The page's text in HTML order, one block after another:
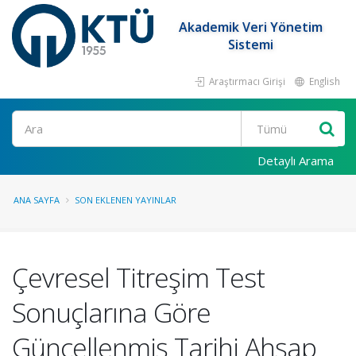
Akademik Veri Yönetim
Sistemi
Araştırmacı Girişi English
Ara
Detaylı Arama
ANA SAYFA SON EKLENEN YAYINLAR
Çevresel Titreşim Test
Sonuçlarına Göre
Güncellenmiş Tarihi Ahşap